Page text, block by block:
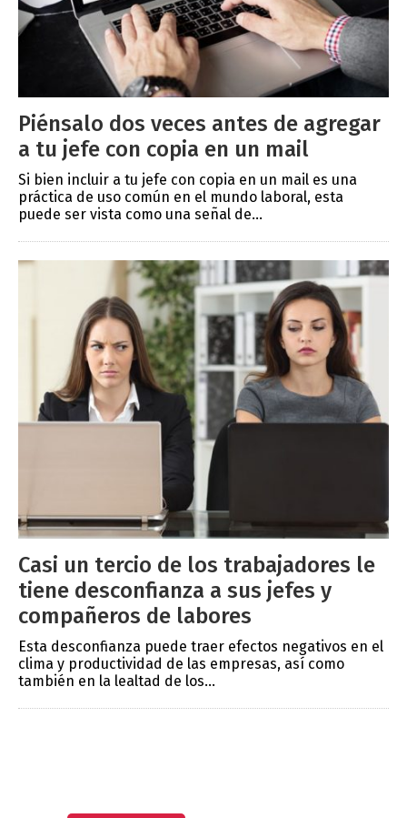
Piénsalo dos veces antes de agregar
a tu jefe con copia en un mail
Si bien incluir a tu jefe con copia en un mail es una
práctica de uso común en el mundo laboral, esta
puede ser vista como una señal de...
Casi un tercio de los trabajadores le
tiene desconfianza a sus jefes y
compañeros de labores
Esta desconfianza puede traer efectos negativos en el
clima y productividad de las empresas, así como
también en la lealtad de los...